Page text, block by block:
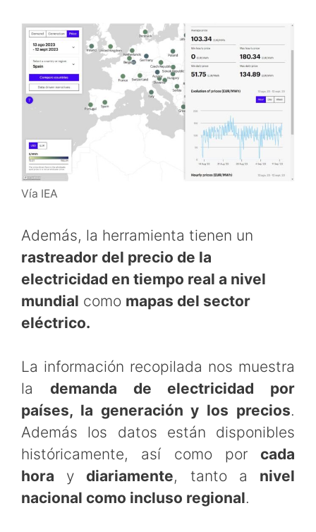
Vía IEA
Además, la herramienta tienen un
rastreador del precio de la
electricidad en tiempo real a nivel
mundial como mapas del sector
eléctrico.
La información recopilada nos muestra
la demanda de electricidad por
países, la generación y los precios.
Además los datos están disponibles
históricamente, así como por cada
hora ydiariamente, tanto a nivel
nacional como incluso regional.